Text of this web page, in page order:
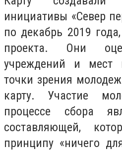
инициативы «Север
по декабрь 2019
проекта. Они
учреждений и мест
точки зрения
карту. Участие
процессе сбора
составляющей,
принципу «ничего